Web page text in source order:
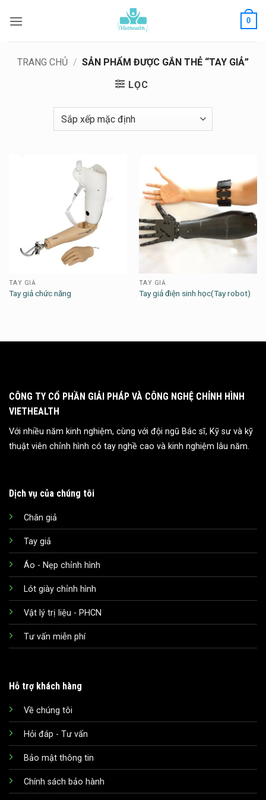
qua
0
TRANG CHỦ / SẢN PHẨM ĐƯỢC GẮN THẺ “TAY GIẢ”
LỌC
TAY GIẢ
Tay giả chức năng
TAY GIẢ
Tay giả điện sinh học(Tay robot)
CÔNG TY CỔ PHẦN GIẢI PHÁP VÀ CÔNG NGHỆ CHỈNH HÌNH
VIETHEALTH
Với nhiều năm kinh nghiệm, cùng với đội ngũ Bác sĩ, Kỹ sư và kỹ
thuật viên chỉnh hình có tay nghề cao và kinh nghiệm lâu năm.
Dịch vụ của chúng tôi
Chân giả
Tay giả
Áo - Nẹp chỉnh hình
Lót giày chỉnh hình
Vật lý trị liệu - PHCN
Tư vấn miễn phí
Hỗ trợ khách hàng
Về chúng tôi
Hỏi đáp - Tư vấn
Bảo mật thông tin
Chính sách bảo hành